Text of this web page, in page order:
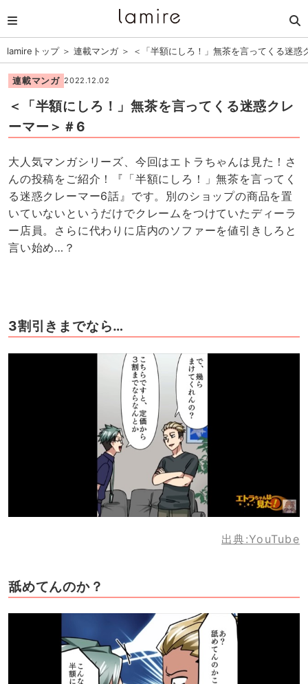
lamireトップ＞ 連載マンガ＞ ＜「半額にしろ！」無茶を言ってくる迷惑
連載マンガ 2022.12.02
＜「半額にしろ！」無茶を言ってくる迷惑クレ
ーマー＞＃6
大人気マンガシリーズ、今回はエトラちゃんは見た！さ
んの投稿をご紹介！『「半額にしろ！」無茶を言ってく
る迷惑クレーマー6話』です。別のショップの商品を置
いていないというだけでクレームをつけていたディーラ
ー店員。さらに代わりに店内のソファーを値引きしろと
言い始め…？
3割引きまでなら…
出典:YouTube
舐めてんのか？